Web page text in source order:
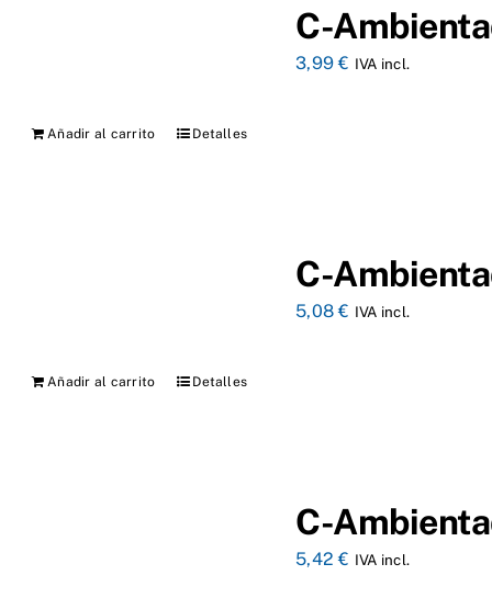
C-
3,99€ IVA incl.
Añadir al carrito Detalles
C-
5,08€ IVA incl.
Añadir al carrito Detalles
C-
5,42€ IVA incl.